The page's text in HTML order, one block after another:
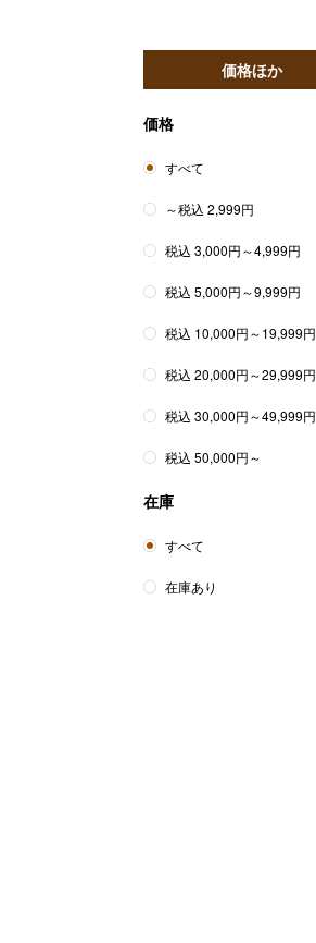
価格ほか
価格
すべて
～税込 2,999円
税込 3,000円～4,999円
税込 5,000円～9,999円
税込 10,000円～19,999円
税込 20,000円～29,999円
税込 30,000円～49,999円
税込 50,000円～
在庫
すべて
在庫あり